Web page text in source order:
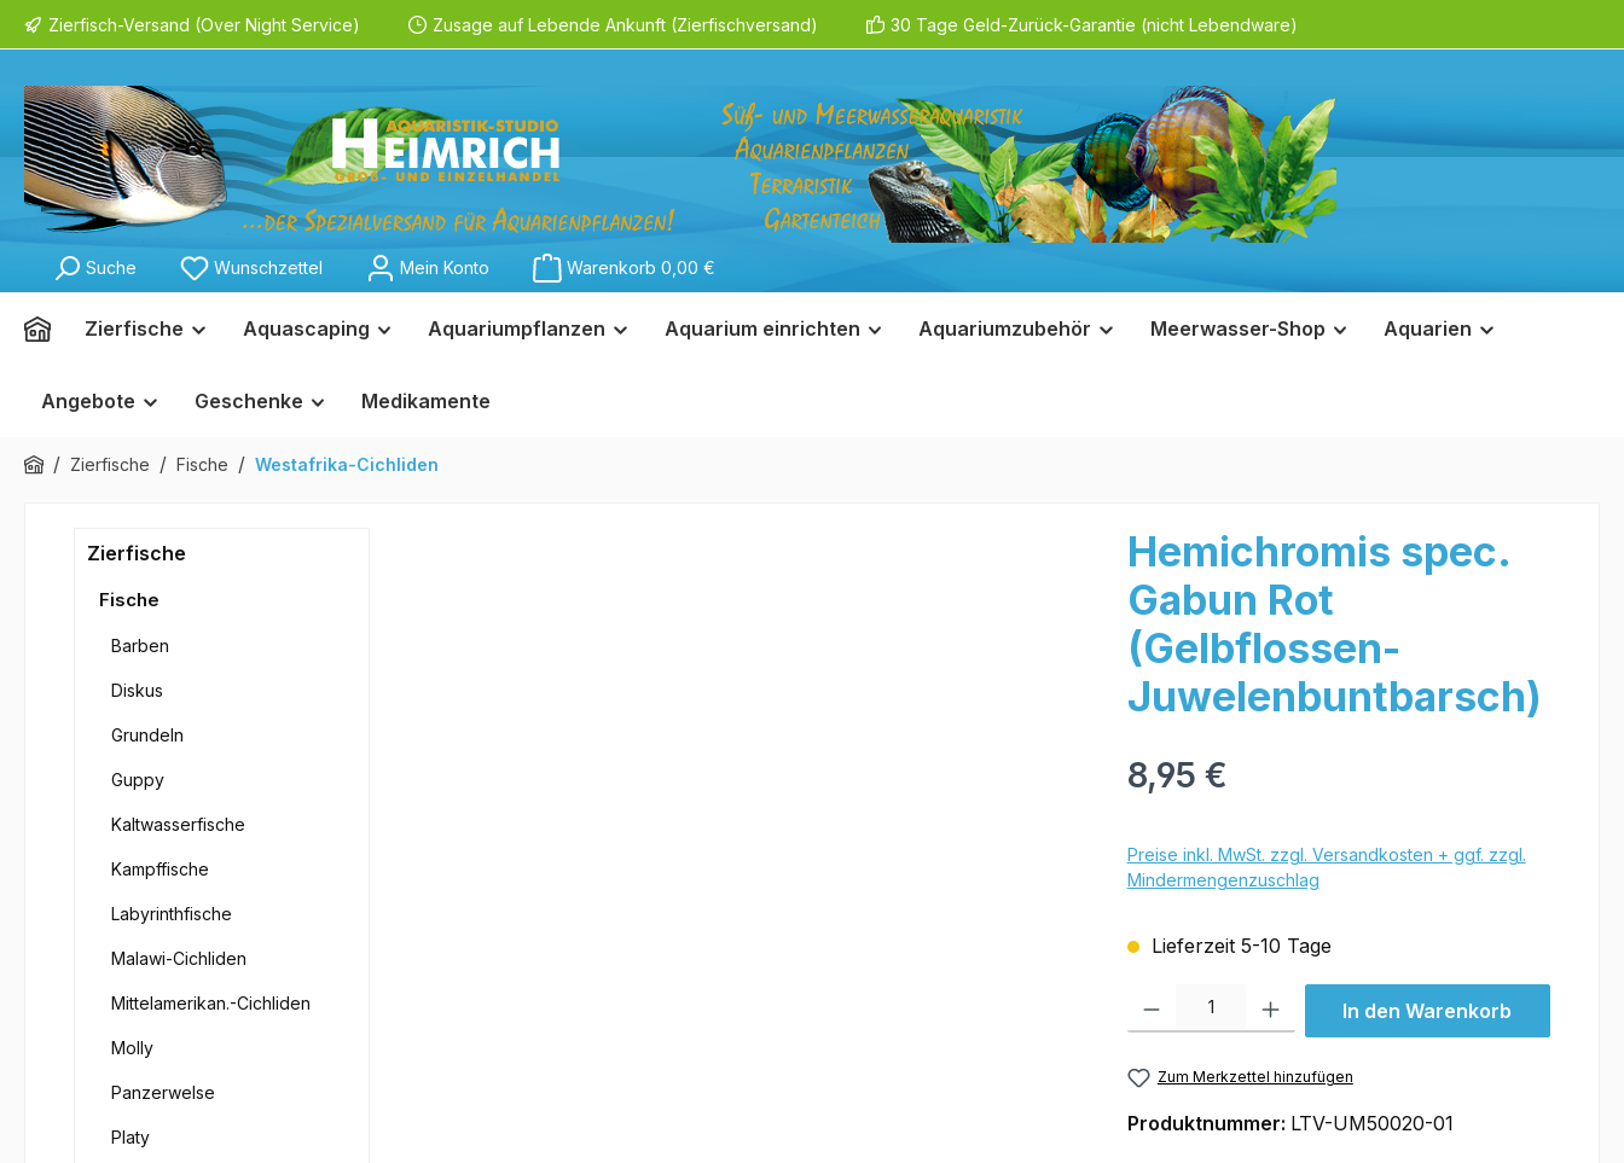
Zur Hauptnavigation springen
Zierfisch-Versand (Over Night Service) Zusage auf Lebende Ankunft (Zierfischversand) 30 Tage Geld-Zurück-Garantie (nicht Lebendware)
Suche Wunschzettel Mein Konto Warenkorb 0,00 €
Zierfische Aquascaping Aquariumpflanzen Aquarium einrichten Aquariumzubehör Meerwasser-Shop Aquarien
Angebote Geschenke Medikamente
/ Zierfische / Fische / Westafrika-Cichliden
Zierfische
Fische
Barben
Diskus
Grundeln
Guppy
Kaltwasserfische
Kampffische
Labyrinthfische
Malawi-Cichliden
Mittelamerikan.-Cichliden
Molly
Panzerwelse
Platy
Hemichromis spec.
Gabun Rot
(Gelbflossen-
Juwelenbuntbarsch)
8,95 €
Preise inkl. MwSt. zzgl. Versandkosten + ggf. zzgl.
Mindermengenzuschlag
Lieferzeit 5-10 Tage
In den Warenkorb
Zum Merkzettel hinzufügen
Produktnummer: LTV-UM50020-01